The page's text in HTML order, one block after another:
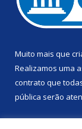
Muito mais que
Realizamos uma
contrato que
pública serão